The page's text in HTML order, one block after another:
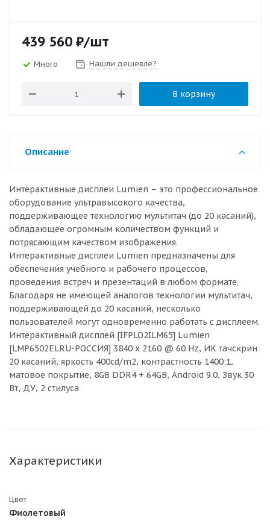
439 560 ₽/шт
Много Нашли дешевле?
В корзину
Описание
Интерактивные дисплеи Lumien – это профессиональное
оборудование ультравысокого качества,
поддерживающее технологию мультитач (до 20 касаний),
обладающее огромным количеством функций и
потрясающим качеством изображения.
Интерактивные дисплеи Lumien предназначены для
обеспечения учебного и рабочего процессов,
проведения встреч и презентаций в любом формате.
Благодаря не имеющей аналогов технологии мультитач,
поддерживающей до 20 касаний, несколько
пользователей могут одновременно работать с дисплеем.
Интерактивный дисплей [IFPLO2ILM65] Lumien
[LMP6502ELRU-РОССИЯ] 3840 x 2160 @ 60 Hz, ИК тачскрин
20 касаний, яркость 400cd/m2, контрастность 1400:1,
матовое покрытие, 8GB DDR4 + 64GB, Android 9.0, Звук 30
Вт, ДУ, 2 стилуса
Характеристики
Цвет
Фиолетовый